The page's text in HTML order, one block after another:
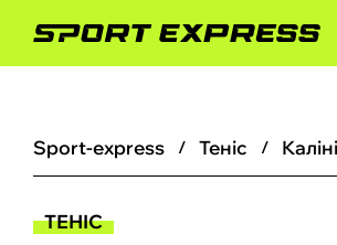
sport-express теніс
ТЕНІС